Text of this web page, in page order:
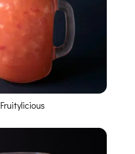
Fruitylicious